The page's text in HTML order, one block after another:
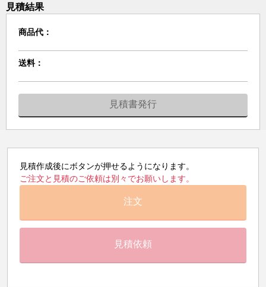
見積結果
商品代：
送料：
見積書発行
見積作成後にボタンが押せるようになります。
ご注文と見積のご依頼は別々でお願いします。
注文
見積依頼